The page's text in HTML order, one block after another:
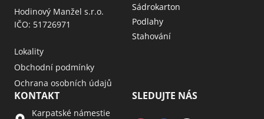
Hodinový Manžel s.r.o.
IČO: 51726971
Lokality
Obchodní podmínky
Ochrana osobních údajů
Sádrokarton
Podlahy
Stahování
KONTAKT
Karpatské námestie
SLEDUJTE NÁS